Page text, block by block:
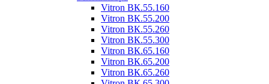
Vitron ВК.55.160
Vitron ВК.55.200
Vitron ВК.55.260
Vitron ВК.55.300
Vitron ВК.65.160
Vitron ВК.65.200
Vitron ВК.65.260